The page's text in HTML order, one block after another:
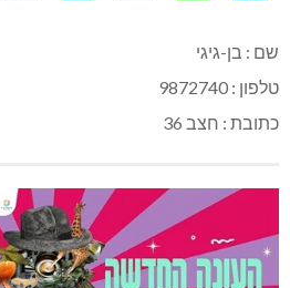
שם : בן-גיגי
טלפון : 9872740
כתובת : חצב 36